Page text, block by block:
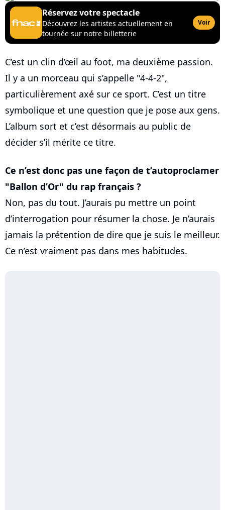
Réservez votre spectacle
Découvrez les artistes actuellement en
tournée sur notre billetterie
Voir
C’est un clin d’œil au foot, ma deuxième passion.
Il y a un morceau qui s’appelle "4-4-2",
particulièrement axé sur ce sport. C’est un titre
symbolique et une question que je pose aux gens.
L’album sort et c’est désormais au public de
décider s’il mérite ce titre.
Ce n’est donc pas une façon de t’autoproclamer
"Ballon d’Or" du rap français ?
Non, pas du tout. J’aurais pu mettre un point
d’interrogation pour résumer la chose. Je n’aurais
jamais la prétention de dire que je suis le meilleur.
Ce n’est vraiment pas dans mes habitudes.